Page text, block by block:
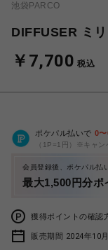
池袋PARCO
DIFFUSER ミ
￥7,700 税込
ポケパル払いで 0〜
（1P=1円）※キャン
会員登録後、ポケパル払
最大1,500円分ポ
獲得ポイントの確認
販売期間 2024年10